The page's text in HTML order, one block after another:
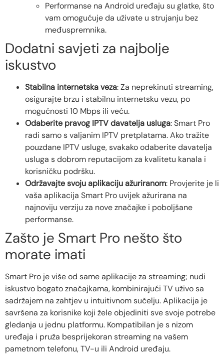
Performanse na Android uređaju su glatke, što
vam omogućuje da uživate u strujanju bez
međuspremnika.
Dodatni savjeti za najbolje
iskustvo
Stabilna internetska veza: Za neprekinuti streaming,
osigurajte brzu i stabilnu internetsku vezu, po
mogućnosti 10 Mbps ili veću.
Odaberite pravog IPTV davatelja usluga: Smart Pro
radi samo s valjanim IPTV pretplatama. Ako tražite
pouzdane IPTV usluge, svakako odaberite davatelja
usluga s dobrom reputacijom za kvalitetu kanala i
korisničku podršku.
Održavajte svoju aplikaciju ažuriranom: Provjerite je li
vaša aplikacija Smart Pro uvijek ažurirana na
najnoviju verziju za nove značajke i poboljšane
performanse.
Zašto je Smart Pro nešto što
morate imati
Smart Pro je više od same aplikacije za streaming; nudi
iskustvo bogato značajkama, kombinirajući TV uživo sa
sadržajem na zahtjev u intuitivnom sučelju. Aplikacija je
savršena za korisnike koji žele objediniti sve svoje potrebe
gledanja u jednu platformu. Kompatibilan je s nizom
uređaja i pruža besprijekoran streaming na vašem
pametnom telefonu, TV-u ili Android uređaju.